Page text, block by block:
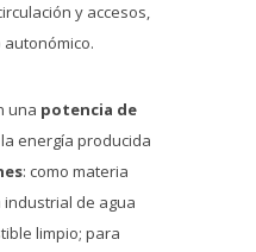
y accesos,
una potencia de
energía producida
: como materia
de agua
limpio; para